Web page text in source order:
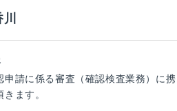
キャリアパス例】
1年程度
て1現場を担当。基本的には現場常
の施工管理における安全・品質・原
管理を習得いただきます。
いので、各現場でさまざまな経験を積
できるでしょう。これまでの経験を充
し、木の温もりが伝わるような住まい
げてください。
自技術＞
川
申請に係る審査（確認検査業務）に携
ます。